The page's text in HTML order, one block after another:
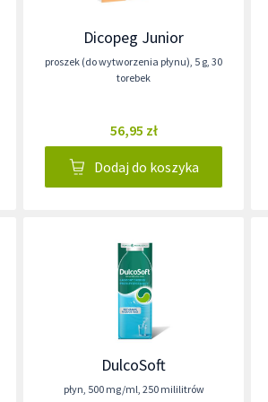
Dicopeg Junior
proszek (do wytworzenia płynu), 5 g, 30
torebek
56,95 zł
Dodaj do koszyka
DulcoSoft
płyn, 500 mg/ml, 250 mililitrów